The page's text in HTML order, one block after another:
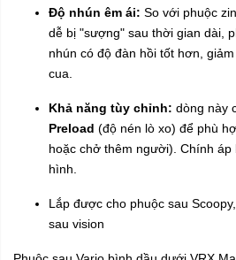
Độ nhún êm ái: So với phuộc
dễ bị "sượng" sau thời gian dài,
nhún có độ đàn hồi tốt hơn,
cua.
Khả năng tùy chỉnh: dòng này
Preload (độ nén lò xo) để phù
hoặc chở thêm người). Chính
hình.
Lắp được cho phuộc sau
sau vision